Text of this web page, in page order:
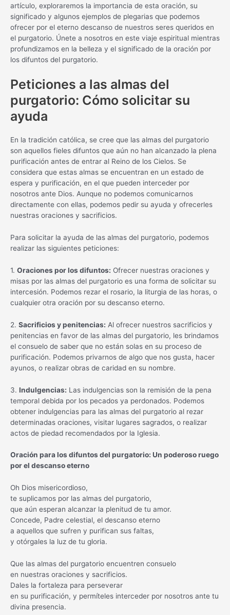
artículo, exploraremos la importancia de esta oración, su
significado y algunos ejemplos de plegarias que podemos
ofrecer por el eterno descanso de nuestros seres queridos en
el purgatorio. Únete a nosotros en este viaje espiritual mientras
profundizamos en la belleza y el significado de la oración por
los difuntos del purgatorio.
Peticiones a las almas del
purgatorio: Cómo solicitar su
ayuda
En la tradición católica, se cree que las almas del purgatorio
son aquellos fieles difuntos que aún no han alcanzado la plena
purificación antes de entrar al Reino de los Cielos. Se
considera que estas almas se encuentran en un estado de
espera y purificación, en el que pueden interceder por
nosotros ante Dios. Aunque no podemos comunicarnos
directamente con ellas, podemos pedir su ayuda y ofrecerles
nuestras oraciones y sacrificios.
Para solicitar la ayuda de las almas del purgatorio, podemos
realizar las siguientes peticiones:
1. Oraciones por los difuntos: Ofrecer nuestras oraciones y
misas por las almas del purgatorio es una forma de solicitar su
intercesión. Podemos rezar el rosario, la liturgia de las horas, o
cualquier otra oración por su descanso eterno.
2. Sacrificios y penitencias: Al ofrecer nuestros sacrificios y
penitencias en favor de las almas del purgatorio, les brindamos
el consuelo de saber que no están solas en su proceso de
purificación. Podemos privarnos de algo que nos gusta, hacer
ayunos, o realizar obras de caridad en su nombre.
3. Indulgencias: Las indulgencias son la remisión de la pena
temporal debida por los pecados ya perdonados. Podemos
obtener indulgencias para las almas del purgatorio al rezar
determinadas oraciones, visitar lugares sagrados, o realizar
actos de piedad recomendados por la Iglesia.
Oración para los difuntos del purgatorio: Un poderoso ruego
por el descanso eterno
Oh Dios misericordioso,
te suplicamos por las almas del purgatorio,
que aún esperan alcanzar la plenitud de tu amor.
Concede, Padre celestial, el descanso eterno
a aquellos que sufren y purifican sus faltas,
y otórgales la luz de tu gloria.
Que las almas del purgatorio encuentren consuelo
en nuestras oraciones y sacrificios.
Dales la fortaleza para perseverar
en su purificación, y permíteles interceder por nosotros ante tu
divina presencia.